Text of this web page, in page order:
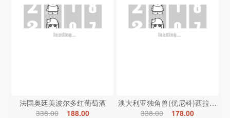
法国奥廷美波尔多红葡萄酒
338.00
188.00
澳大利亚独角兽(优尼科)西拉红葡
338.00
178.00